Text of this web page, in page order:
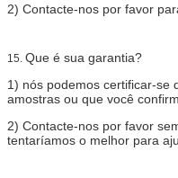
2) Contacte-nos por favor
15. Que é sua garantia?
1) nós podemos certificar-se
amostras ou que você
2) Contacte-nos por favor
tentaríamos o melhor para